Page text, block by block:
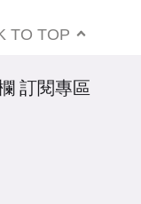
TO TOP
訂閱專區